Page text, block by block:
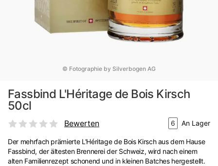
© Fotographie by Silverbogen AG
Fassbind L'Héritage de Bois Kirsch
50cl
Bewerten 6 An Lager
Der mehrfach prämierte L'Héritage de Bois Kirsch aus dem Hause
Fassbind, der ältesten Brennerei der Schweiz, wird nach einem
alten Familienrezept schonend und in kleinen Batches hergestellt.